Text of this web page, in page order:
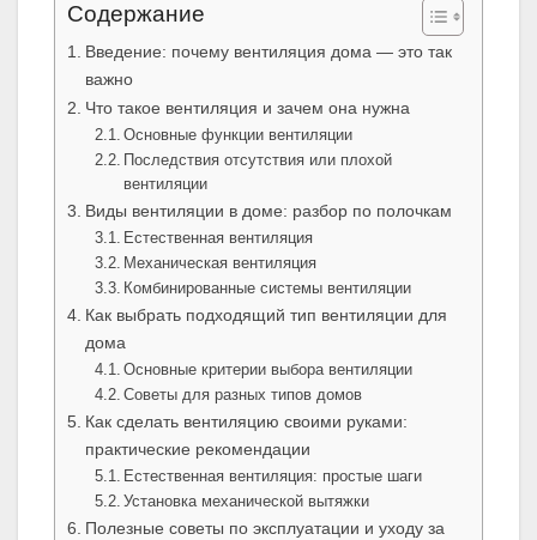
Содержание
Введение: почему вентиляция дома — это так
важно
Что такое вентиляция и зачем она нужна
Основные функции вентиляции
Последствия отсутствия или плохой
вентиляции
Виды вентиляции в доме: разбор по полочкам
Естественная вентиляция
Механическая вентиляция
Комбинированные системы вентиляции
Как выбрать подходящий тип вентиляции для
дома
Основные критерии выбора вентиляции
Советы для разных типов домов
Как сделать вентиляцию своими руками:
практические рекомендации
Естественная вентиляция: простые шаги
Установка механической вытяжки
Полезные советы по эксплуатации и уходу за